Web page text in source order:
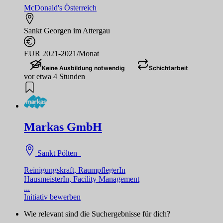
McDonald's Österreich
Sankt Georgen im Attergau
EUR 2021-2021/Monat
Keine Ausbildung notwendig Schichtarbeit
vor etwa 4 Stunden
Markas GmbH
Sankt Pölten
Reinigungskraft, RaumpflegerIn
HausmeisterIn, Facility Management
...
Initiativ bewerben
Wie relevant sind die Suchergebnisse für dich?